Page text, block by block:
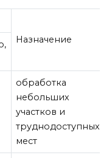
Назначение
обработка
небольших
участков и
труднодоступных
мест